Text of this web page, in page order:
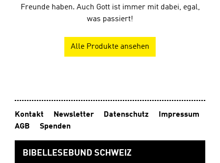
Freunde haben. Auch Gott ist immer mit dabei, egal,
was passiert!
Alle Produkte ansehen
Kontakt Newsletter Datenschutz
Impressum
AGB
Spenden
BIBELLESEBUND SCHWEIZ